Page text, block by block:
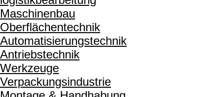
Maschinenbau
Oberflächentechnik
Automatisierungstechnik
Antriebstechnik
Werkzeuge
Verpackungsindustrie